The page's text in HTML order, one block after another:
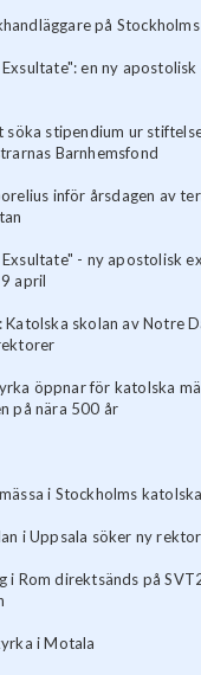
på
en ny
stipendium ur
Barnhemsfond
inför årsdagen av
- ny apostolisk
april
Katolska skolan av Notre
öppnar för katolska
på nära 500 år
i Stockholms
i Uppsala söker ny rektor
i Rom direktsänds på
i Motala